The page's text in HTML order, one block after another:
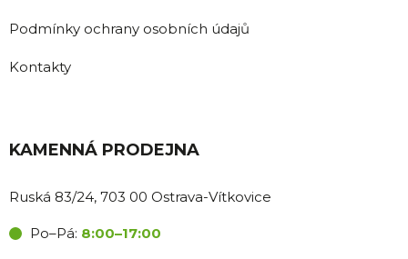
Podmínky ochrany osobních údajů
Kontakty
KAMENNÁ PRODEJNA
Ruská 83/24, 703 00 Ostrava-Vítkovice
Po–Pá: 8:00–17:00